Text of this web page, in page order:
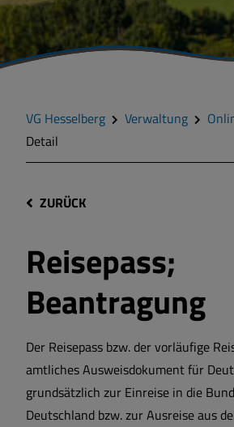
VG Hesselberg Verwaltung
Detail
ZURÜCK
Reisepass;
Beantragung
Der Reisepass bzw. der vorläufige
amtliches Ausweisdokument für
grundsätzlich zur Einreise in die
Deutschland bzw. zur Ausreise aus